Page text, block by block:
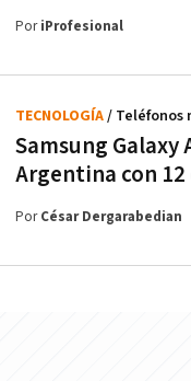
PoriProfesional
Samsung Galaxy
Argentina con
TECNOLOGÍA/ Teléfonos
PorCésar Dergarabedian